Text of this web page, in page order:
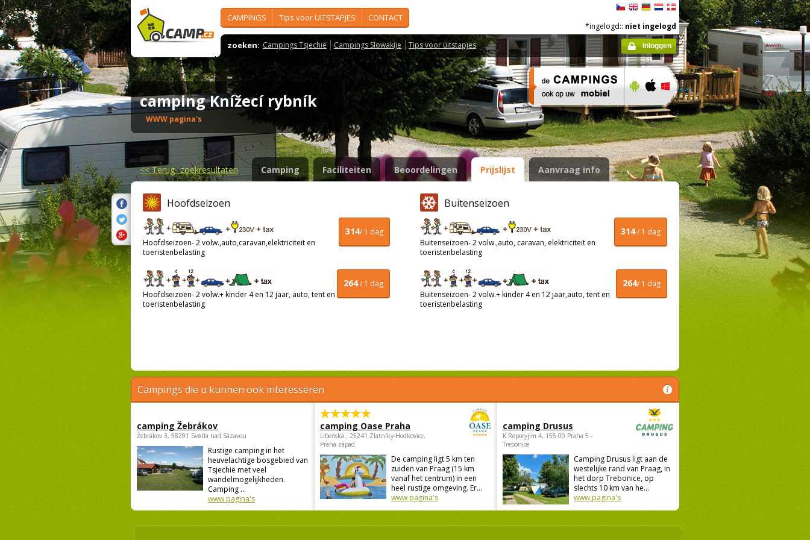
CAMPINGS Tips voor UITSTAPJES CONTACT
zoeken: Campings Tsjechië Campings Slowakije Tips voor uitstapjes
*ingelogd:: niet ingelogd
Inloggen
camping Knížecí rybník
WWW pagina's
<<Terug- zoekresultaten Camping Faciliteiten Beoordelingen Prijslijst Aanvraag info
Hoofdseizoen
314/ 1 dag
Hoofdseizoen- 2 volw.,auto,caravan,elektriciteit en
toeristenbelasting
264/ 1 dag
Hoofdseizoen- 2 volw.+ kinder 4 en 12 jaar, auto, tent en
toeristenbelasting
Buitenseizoen
314/ 1 dag
Buitenseizoen- 2 volw.,auto, caravan, elektriciteit en
toeristenbelasting
264/ 1 dag
Buitenseizoen- 2 volw.+ kinder 4 en 12 jaar,auto, tent en
toeristenbelasting
Campings die u kunnen ook interesseren
camping Žebrákov
Žebrákov 3, 58291 Světlá nad Sázavou
Rustige camping in het
heuvelachtige bosgebied van
Tsjechië met veel
wandelmogelijkheden.
Camping ...
www pagina's
camping Oase Praha
Libeňská , 25241 Zlatníky-Hodkovice,
Praha-západ
De camping ligt 5 km ten
zuiden van Praag (15 km
vanaf het centrum) in een
heel rustige omgeving. Er...
www pagina's
camping Drusus
K Reporyjim 4, 155 00 Praha 5 -
Trebonice
Camping Drusus ligt aan de
westelijke rand van Praag, in
het dorp Trebonice, op
slechts 10 km van he...
www pagina's